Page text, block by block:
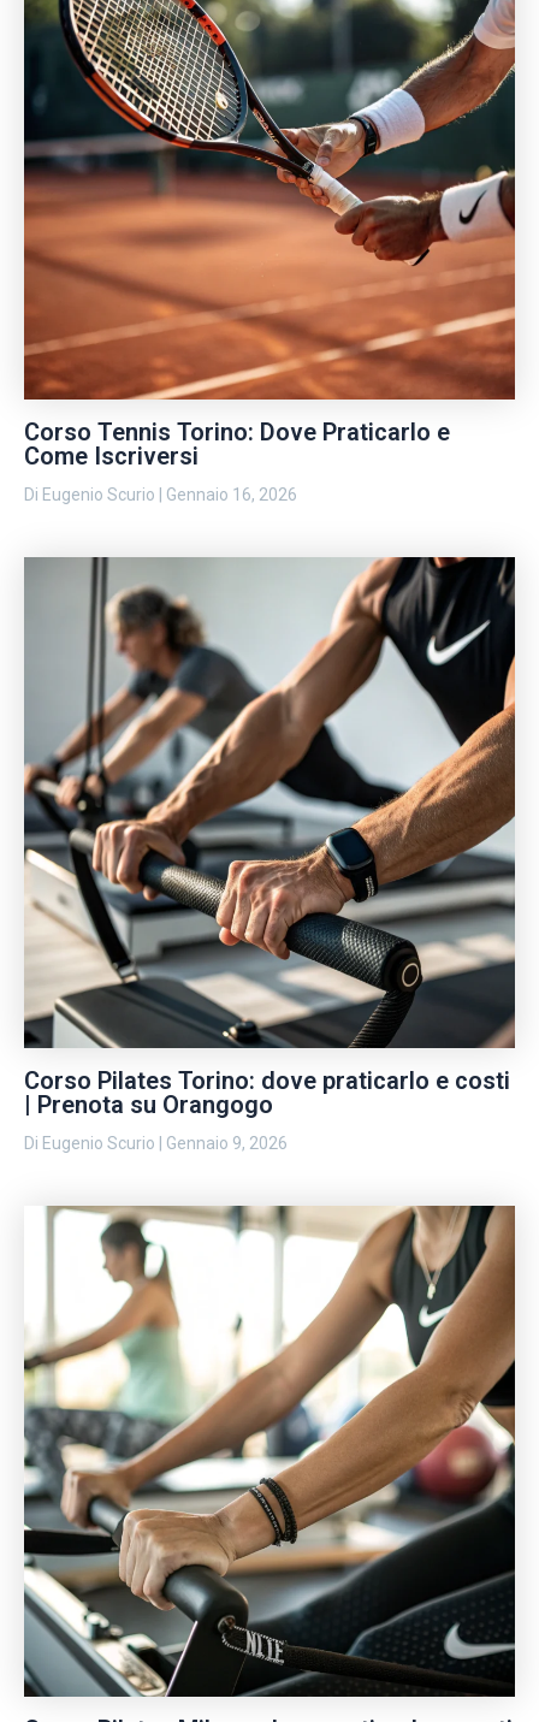
Corso Tennis Torino: Dove Praticarlo e
Come Iscriversi
Di Eugenio Scurio Gennaio 16, 2026
Corso Pilates Torino: dove praticarlo e costi
| Prenota su Orangogo
Di Eugenio Scurio Gennaio 9, 2026